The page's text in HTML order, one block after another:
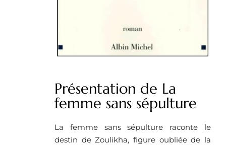
Présentation de La
femme sans sépulture
La femme sans sépulture raconte le
destin de Zoulikha, figure oubliée de la